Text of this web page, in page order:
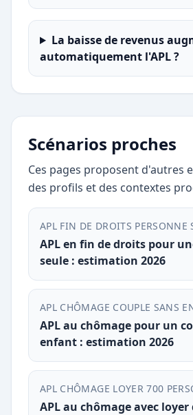
La baisse de revenus
automatiquement l'APL ?
Scénarios proches
Ces pages proposent d'autres
des profils et des contextes
APL FIN DE DROITS PERSONNE
APL en fin de droits pour
seule : estimation 2026
APL CHÔMAGE COUPLE SANS
APL au chômage pour un
enfant : estimation 2026
APL CHÔMAGE LOYER 700
APL au chômage avec loyer